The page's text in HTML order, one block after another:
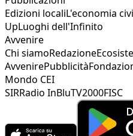
Edizioni localiL'economia
UpLuoghi dell'Infinito
Avvenire
Chi siamoRedazione
AvvenirePubblicità
Mondo CEI
SIRRadio InBluTV2000FISC